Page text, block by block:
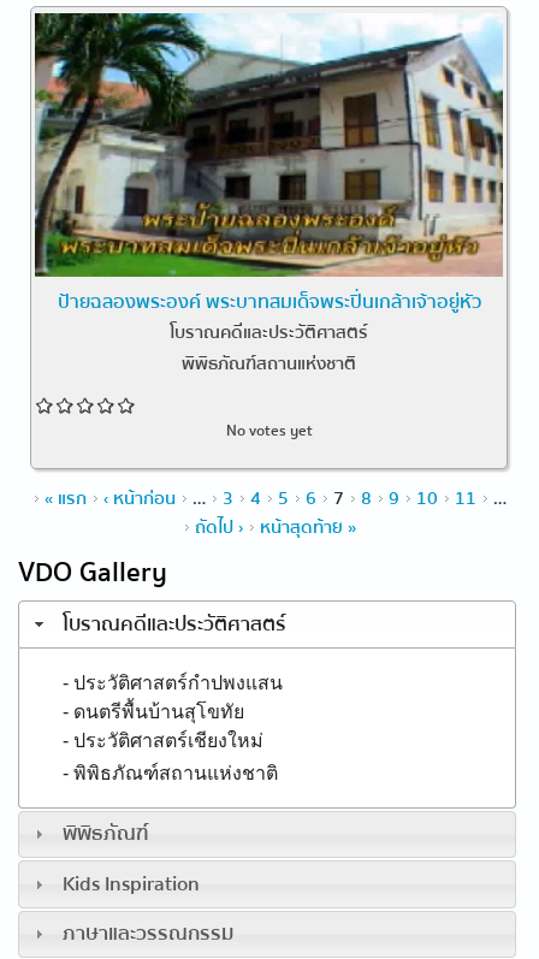
ป้ายฉลองพระองค์ พระบาทสมเด็จพระปิ่นเกล้าเจ้าอยู่หัว
โบราณคดีและประวัติศาสตร์
พิพิธภัณฑ์สถานแห่งชาติ
No votes yet
Pages
« แรก ‹ หน้าก่อน … 3 4 5 6 7 8 9 10 11
…
ถัดไป ›
หน้าสุดท้าย »
VDO Gallery
โบราณคดีและประวัติศาสตร์
- ประวัติศาสตร์กำปพงแสน
- ดนตรีพื้นบ้านสุโขทัย
- ประวัติศาสตร์เชียงใหม่
- พิพิธภัณฑ์สถานแห่งชาติ
พิพิธภัณฑ์
Kids Inspiration
ภาษาและวรรณกรรม